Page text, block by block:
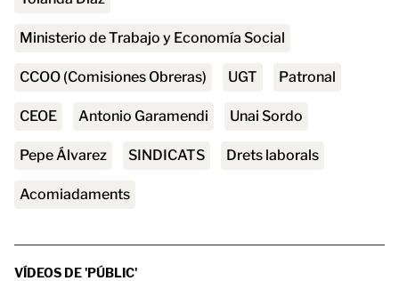
Ministerio de Trabajo y Economía Social
CCOO (Comisiones Obreras) UGT patronal
CEOE Antonio Garamendi Unai Sordo
Pepe Álvarez SINDICATS Drets laborals
acomiadaments
VÍDEOS DE 'PÚBLIC'